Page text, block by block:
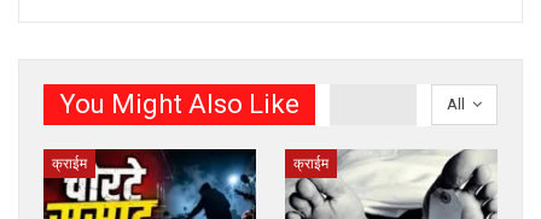
All
You Might Also Like
क्राईम क्राईम